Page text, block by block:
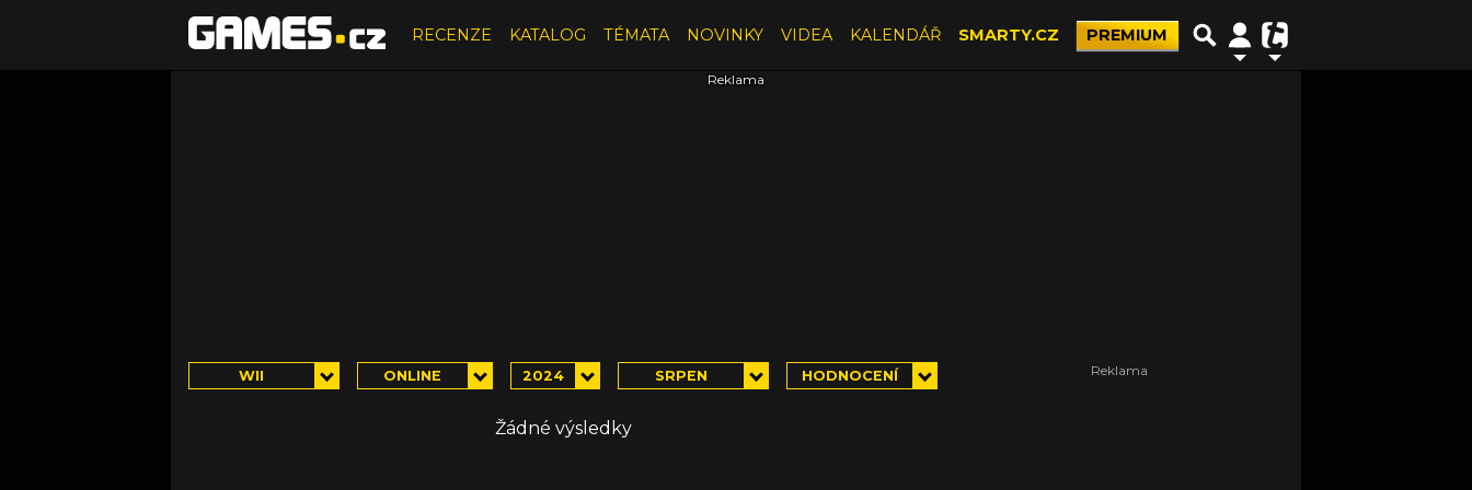
RECENZE KATALOG TÉMATA NOVINKY VIDEA KALENDÁŘ SMARTY.CZ PREMIUM
WII ONLINE 2024 SRPEN HODNOCENÍ
Žádné výsledky